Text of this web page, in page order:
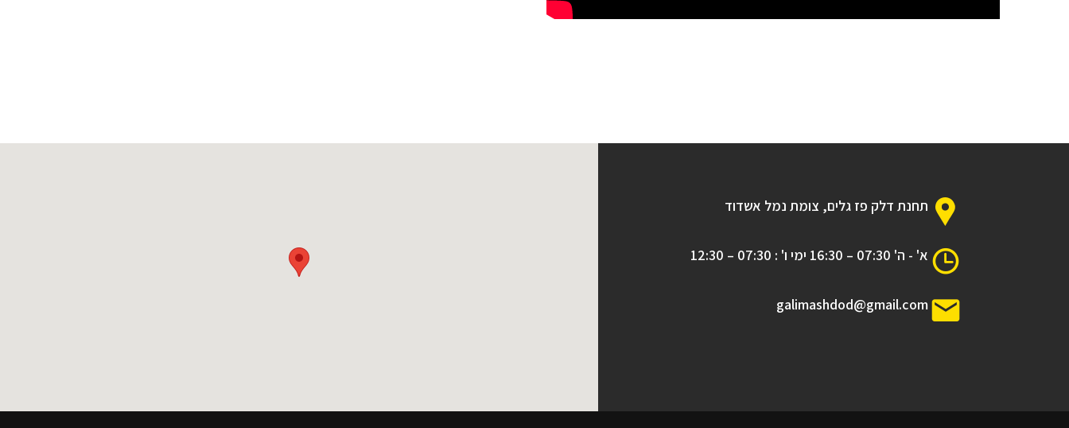
תחנת דלק פז גלים, צומת נמל אשדוד
א' - ה' 07:30 – 16:30 ימי ו' : 07:30 – 12:30
galimashdod@gmail.com